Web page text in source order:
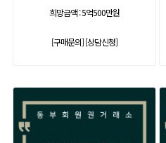
희망금액 :5억500만원
[구매문의][상담신청]